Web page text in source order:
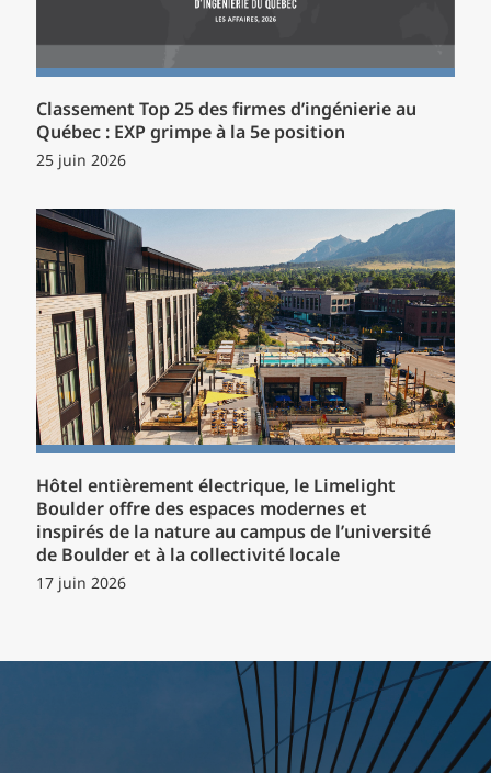
Classement Top 25 des firmes d’ingénierie au
Québec : EXP grimpe à la 5e position
25 juin 2026
Hôtel entièrement électrique, le Limelight
Boulder offre des espaces modernes et
inspirés de la nature au campus de l’université
de Boulder et à la collectivité locale
17 juin 2026